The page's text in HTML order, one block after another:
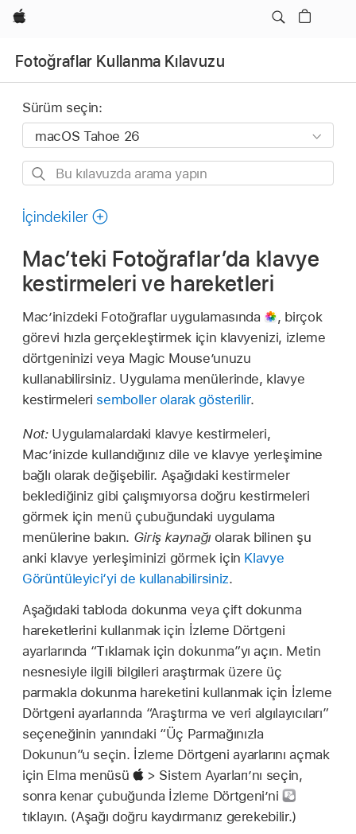
wzlhp
Fotoğraflar Kullanma Kılavuzu
Sürüm seçin:
Bu
arama
İçindekiler
Mac’teki Fotoğraflar’da klavye
kestirmeleri ve hareketleri
Mac’inizdeki Fotoğraflar uygulamasında , birçok
görevi hızla gerçekleştirmek için klavyenizi, izleme
dörtgeninizi veya Magic Mouse’unuzu
kullanabilirsiniz. Uygulama menülerinde, klavye
kestirmeleri semboller olarak gösterilir.
Not: Uygulamalardaki klavye kestirmeleri,
Mac’inizde kullandığınız dile ve klavye yerleşimine
bağlı olarak değişebilir. Aşağıdaki kestirmeler
beklediğiniz gibi çalışmıyorsa doğru kestirmeleri
görmek için menü çubuğundaki uygulama
menülerine bakın. Giriş kaynağıolarak bilinen şu
anki klavye yerleşiminizi görmek için Klavye
Görüntüleyici‘yi de kullanabilirsiniz.
Aşağıdaki tabloda dokunma veya çift dokunma
hareketlerini kullanmak için İzleme Dörtgeni
ayarlarında “Tıklamak için dokunma”yı açın. Metin
nesnesiyle ilgili bilgileri araştırmak üzere üç
parmakla dokunma hareketini kullanmak için İzleme
Dörtgeni ayarlarında “Araştırma ve veri algılayıcıları”
seçeneğinin yanındaki “Üç Parmağınızla
Dokunun”u seçin. İzleme Dörtgeni ayarlarını açmak
için Elma menüsü
> Sistem Ayarları’nı seçin,
sonra kenar çubuğunda İzleme Dörtgeni’ni
tıklayın. (Aşağı doğru kaydırmanız gerekebilir.)